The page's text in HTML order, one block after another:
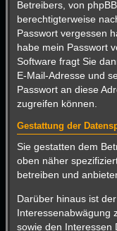
Betreibers, von
berechtigterweise
Passwort vergessen
habe mein Passwort
Software fragt Sie
E-Mail-Adresse und
Passwort an diese
zugreifen können.
Gestattung der
Sie gestatten dem
oben näher
betreiben und
Darüber hinaus ist
Interessenabwägung
sowie den Interessen